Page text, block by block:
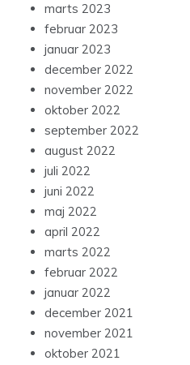
marts 2023
februar 2023
januar 2023
december 2022
november 2022
oktober 2022
september 2022
august 2022
juli 2022
juni 2022
maj 2022
april 2022
marts 2022
februar 2022
januar 2022
december 2021
november 2021
oktober 2021